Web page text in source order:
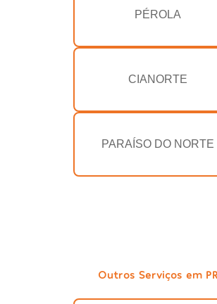
PÉROLA
CIANORTE
PARAÍSO DO NORTE
Outros Serviços em PR